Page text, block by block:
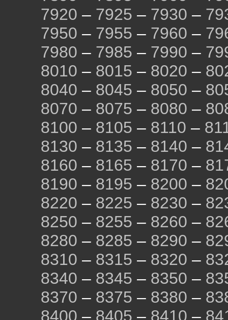
7920 – 7925 – 7930 –
7950 – 7955 – 7960 –
7980 – 7985 – 7990 –
8010 – 8015 – 8020 –
8040 – 8045 – 8050 –
8070 – 8075 – 8080 –
8100 – 8105 – 8110 –
8130 – 8135 – 8140 –
8160 – 8165 – 8170 –
8190 – 8195 – 8200 –
8220 – 8225 – 8230 –
8250 – 8255 – 8260 –
8280 – 8285 – 8290 –
8310 – 8315 – 8320 –
8340 – 8345 – 8350 –
8370 – 8375 – 8380 –
8400 – 8405 – 8410 –